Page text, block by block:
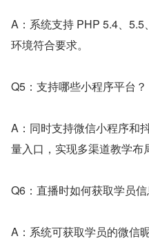
A：系统支持 PHP 5.4、
环境符合要求。
Q5：支持哪些小程序平台？
A：同时支持微信小程序和
量入口，实现多渠道教学布
Q6：直播时如何获取学员信
A：系统可获取学员的微信